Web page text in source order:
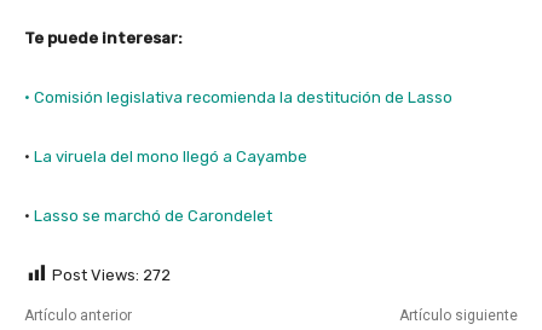
Te puede interesar:
· Comisión legislativa recomienda la destitución de Lasso
· La viruela del mono llegó a Cayambe
· Lasso se marchó de Carondelet
Post Views: 272
Artículo anterior Artículo siguiente